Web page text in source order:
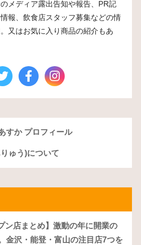
メディア露出告知や報告、PR記
報、飲食店スタッフ募集などの情
又はお気に入り商品の紹介もあ
すか プロフィール
ゅう)について
ン店まとめ】激動の年に開業の
金沢・能登・富山の注目店7つを